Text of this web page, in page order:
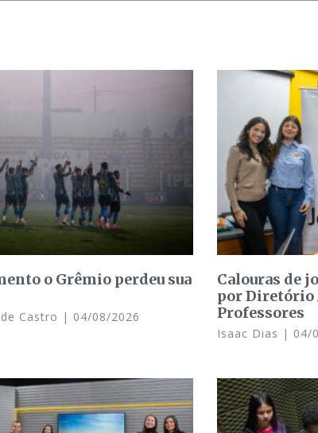
o Grêmio perdeu sua
Castro 04/08/2026
Calouras de
por Diretório
Professores
Isaac Dias 04/